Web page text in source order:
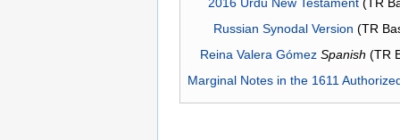
Russian Synodal Version (TR
Reina Valera Gómez Spanish (TR
Marginal Notes in the 1611